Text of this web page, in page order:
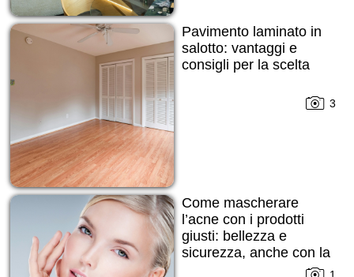
Pavimento laminato in
salotto: vantaggi e
consigli per la scelta
3
Come mascherare
l’acne con i prodotti
giusti: bellezza e
sicurezza, anche con la
1